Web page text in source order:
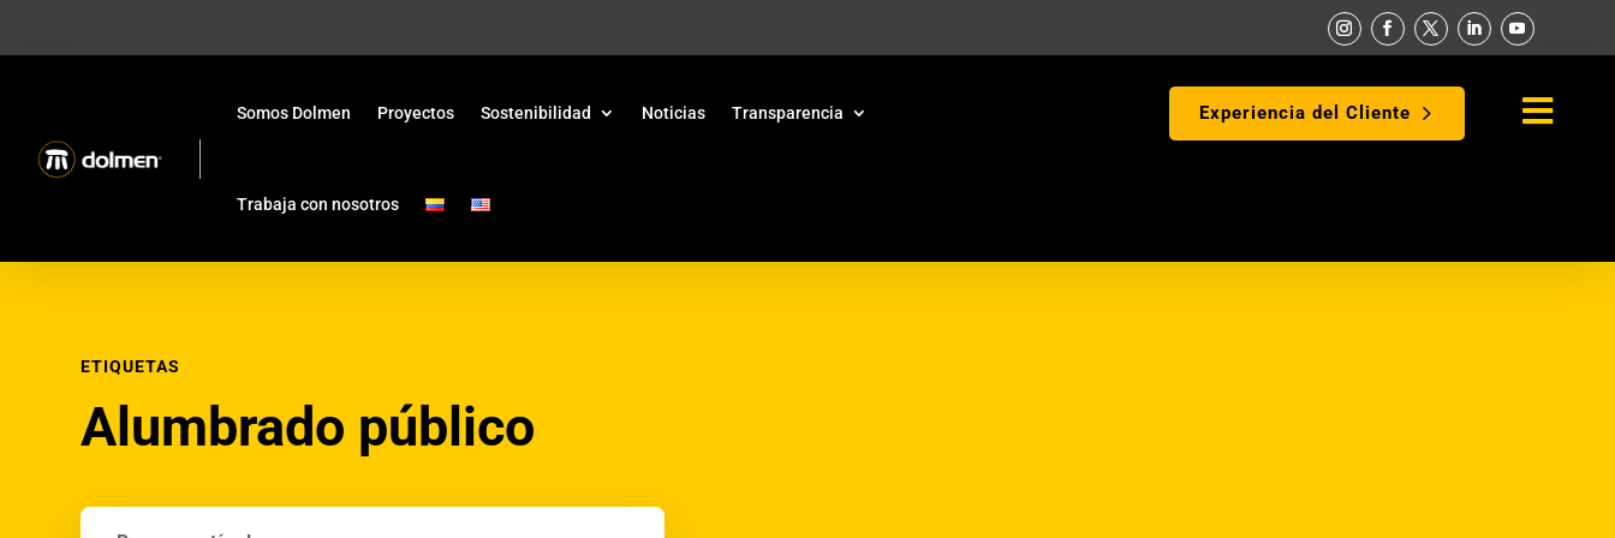
Somos Dolmen Proyectos Sostenibilidad Noticias Transparencia
Trabaja con nosotros
Experiencia del Cliente 
ETIQUETAS
Alumbrado público